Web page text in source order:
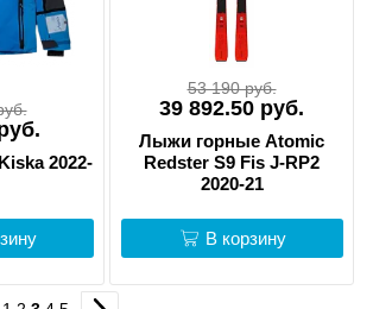
2022-
53 190 руб.
39 892.50 руб.
Лыжи горные Atomic
Redster S9 Fis J-RP2
2020-21
В корзину